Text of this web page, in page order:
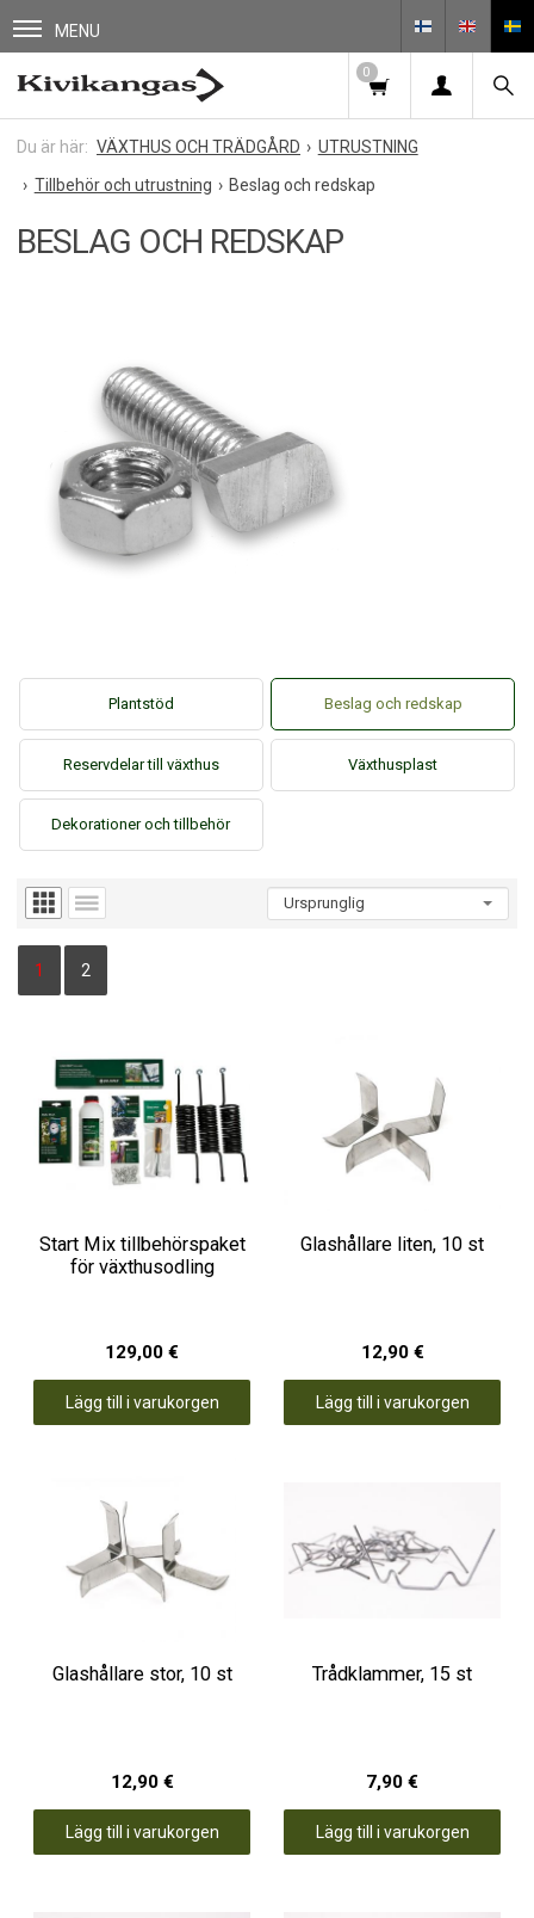
MENU
0
VÄXTHUS OCH TRÄDGÅRD
UTRUSTNING
Tillbehör och utrustning
Beslag och redskap
BESLAG OCH REDSKAP
Plantstöd Beslag och redskap
Reservdelar till växthus Växthusplast
Dekorationer och tillbehör
1 2
Start Mix tillbehörspaket
för växthusodling
129,00 €
Lägg till i varukorgen
Glashållare liten, 10 st
12,90 €
Lägg till i varukorgen
Glashållare stor, 10 st
12,90 €
Lägg till i varukorgen
Trådklammer, 15 st
7,90 €
Lägg till i varukorgen